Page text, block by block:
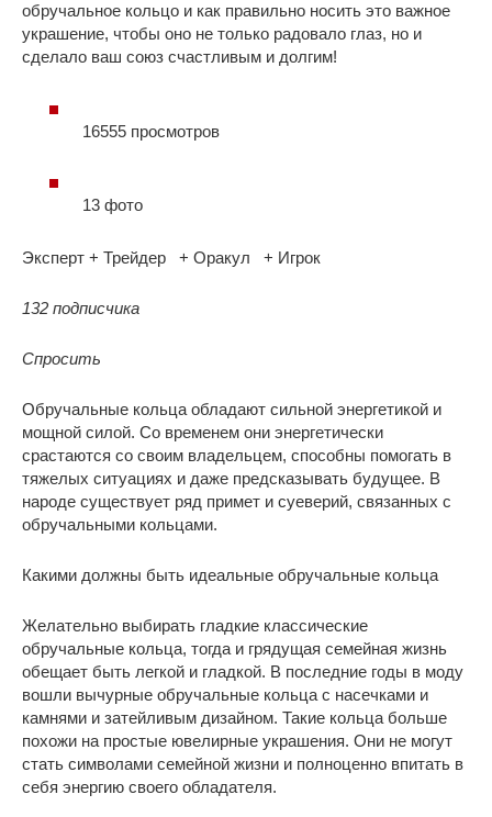
обручальное кольцо и как правильно носить это важное
украшение, чтобы оно не только радовало глаз, но и
сделало ваш союз счастливым и долгим!
16555 просмотров
13 фото
Эксперт + Трейдер + Оракул + Игрок
132 подписчика
Спросить
Обручальные кольца обладают сильной энергетикой и
мощной силой. Со временем они энергетически
срастаются со своим владельцем, способны помогать в
тяжелых ситуациях и даже предсказывать будущее. В
народе существует ряд примет и суеверий, связанных с
обручальными кольцами.
Какими должны быть идеальные обручальные кольца
Желательно выбирать гладкие классические
обручальные кольца, тогда и грядущая семейная жизнь
обещает быть легкой и гладкой. В последние годы в моду
вошли вычурные обручальные кольца с насечками и
камнями и затейливым дизайном. Такие кольца больше
похожи на простые ювелирные украшения. Они не могут
стать символами семейной жизни и полноценно впитать в
себя энергию своего обладателя.